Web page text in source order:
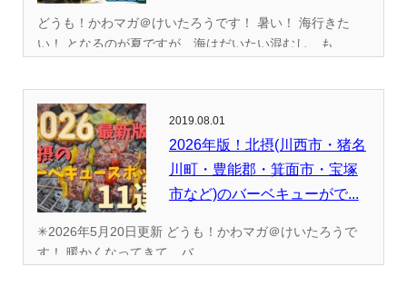
どうも！かわマガ＠けいたろうです！ 暑い！ 海行きた
い！ となるのが夏ですが、海はだいたい混むし、も...
2019.08.01
2026年版！北摂(川西市・猪名
川町・豊能郡・箕面市・宝塚
市など)のバーベキューがで...
✳︎2026年5月20日更新 どうも！かわマガ＠けいたろうで
す！ 暖かくなってきて、バ...